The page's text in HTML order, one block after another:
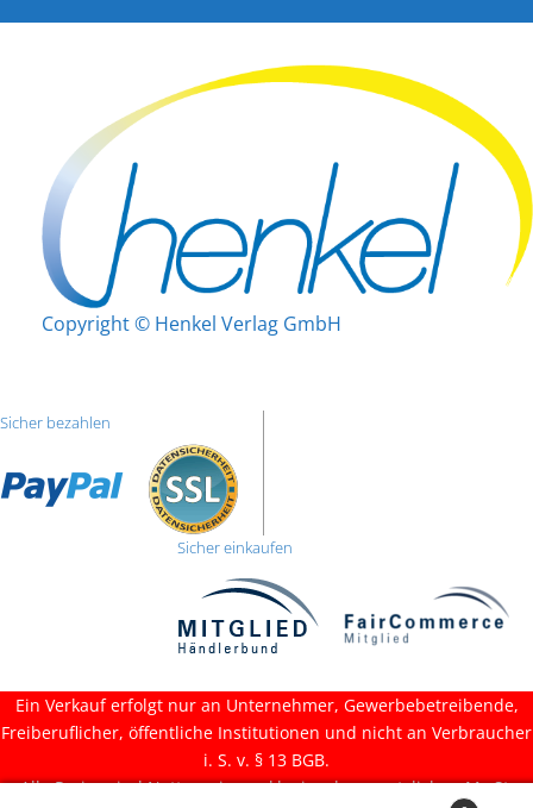
Copyright © Henkel Verlag GmbH
Sicher bezahlen
Sicher einkaufen
Ein Verkauf erfolgt nur an Unternehmer, Gewerbebetreibende,
Freiberuflicher, öffentliche Institutionen und nicht an Verbraucher
i. S. v. § 13 BGB.
Alle Preise sind Nettopreise, exklusive der gesetzlichen MwSt.